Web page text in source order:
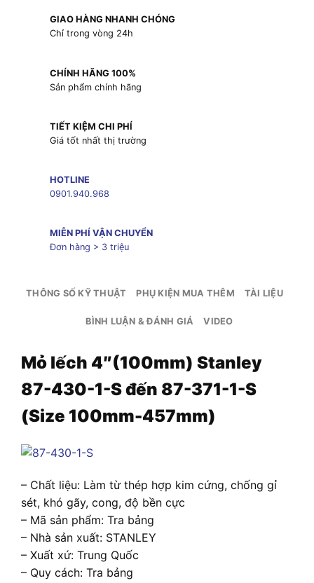
GIAO HÀNG NHANH CHÓNG
Chỉ trong vòng 24h
CHÍNH HÃNG 100%
Sản phẩm chính hãng
TIẾT KIỆM CHI PHÍ
Giá tốt nhất thị trường
HOTLINE
0901.940.968
MIỄN PHÍ VẬN CHUYỂN
Đơn hàng > 3 triệu
THÔNG SỐ KỸ THUẬT PHỤ KIỆN MUA THÊM TÀI LIỆU
BÌNH LUẬN & ĐÁNH GIÁ VIDEO
Mỏ lếch 4″(100mm) Stanley
87-430-1-S đến 87-371-1-S
(Size 100mm-457mm)
– Chất liệu: Làm từ thép hợp kim cứng, chống gỉ
sét, khó gãy, cong, độ bền cực
– Mã sản phẩm: Tra bảng
– Nhà sản xuất: STANLEY
– Xuất xứ: Trung Quốc
– Quy cách: Tra bảng